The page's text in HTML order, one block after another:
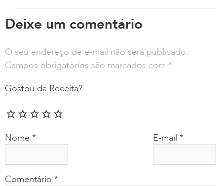
Deixe um comentário
O seu endereço de e-mail não será publicado.
Campos obrigatórios são marcados com *
Gostou da Receita?
Comentário *
Nome * E-mail *